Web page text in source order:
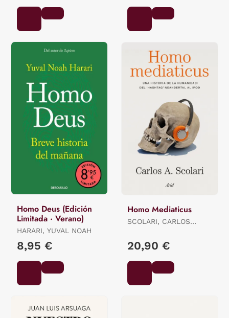
Homo Deus (Edición
Limitada · Verano)
HARARI, YUVAL NOAH
8,95 €
Homo Mediaticus
SCOLARI, CARLOS
20,90 €